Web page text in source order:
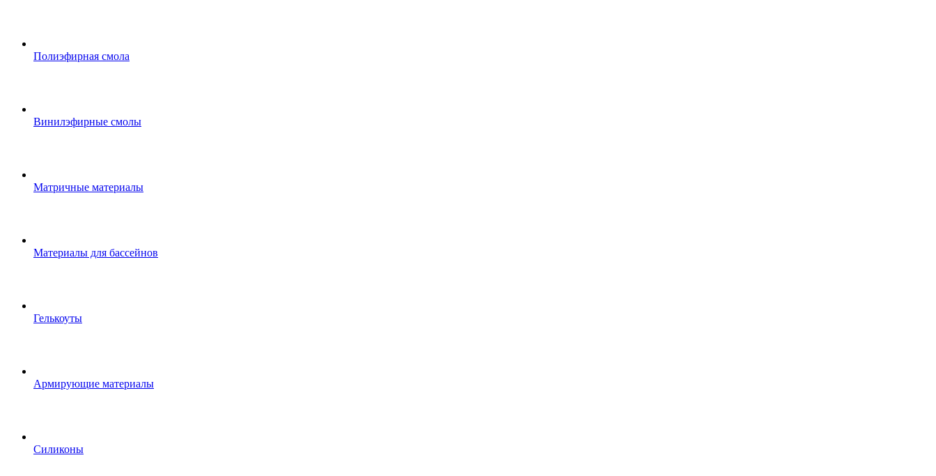
Полиэфирная смола
Винилэфирные смолы
Матричные материалы
Материалы для бассейнов
Гелькоуты
Армирующие материалы
Силиконы